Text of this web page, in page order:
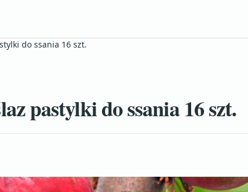
do ssania 16 szt.
pastylki do ssania 16 szt.